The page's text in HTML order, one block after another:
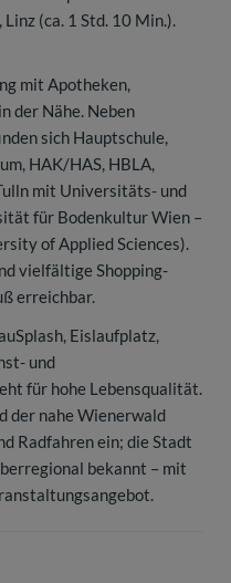
(ca. 1 Std. 10 Min.).
mit Apotheken,
der Nähe. Neben
sich Hauptschule,
HAK/HAS, HBLA,
mit Universitäts- und
für Bodenkultur Wien –
of Applied Sciences).
vielfältige Shopping-
erreichbar.
Eislaufplatz,
und
für hohe Lebensqualität.
der nahe Wienerwald
Radfahren ein; die Stadt
bekannt – mit